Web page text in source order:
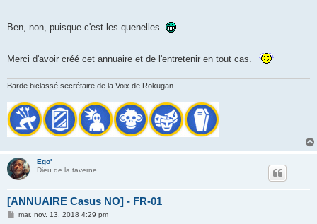
Ben, non, puisque c'est les quenelles.
Merci d'avoir créé cet annuaire et de l'entretenir en tout cas.
Barde biclassé secrétaire de la Voix de Rokugan
Ego'
Dieu de la taverne
[ANNUAIRE Casus NO] - FR-01
Mmar. nov. 13, 2018 4:29 pm